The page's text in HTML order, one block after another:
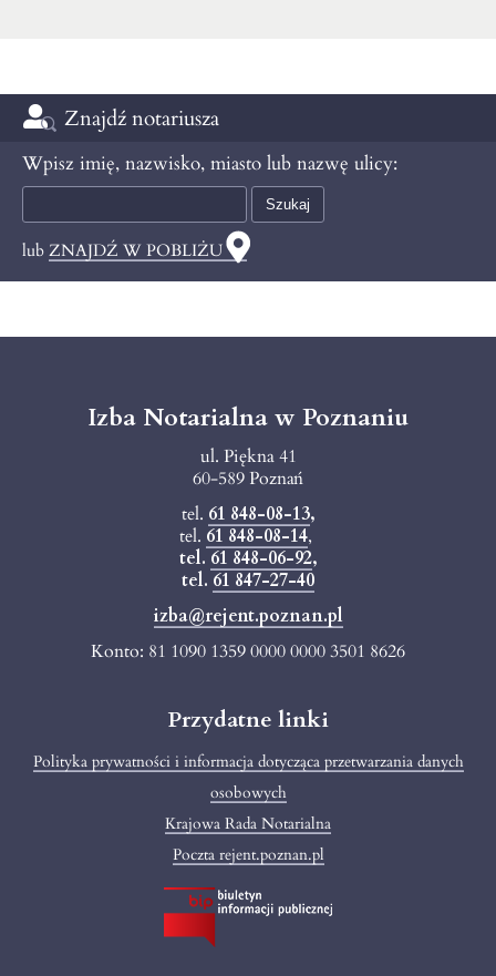
Znajdź notariusza
Wpisz imię, nazwisko, miasto lub nazwę ulicy:
lub ZNAJDŹ W POBLIŻU
Izba Notarialna w Poznaniu
ul. Piękna 41
60-589 Poznań
tel. 61 848-08-13,
tel. 61 848-08-14,
tel. 61 848-06-92,
tel. 61 847-27-40
izba@rejent.poznan.pl
Konto: 81 1090 1359 0000 0000 3501 8626
Przydatne linki
Polityka prywatności i informacja dotycząca przetwarzania danych
osobowych
Krajowa Rada Notarialna
Poczta rejent.poznan.pl